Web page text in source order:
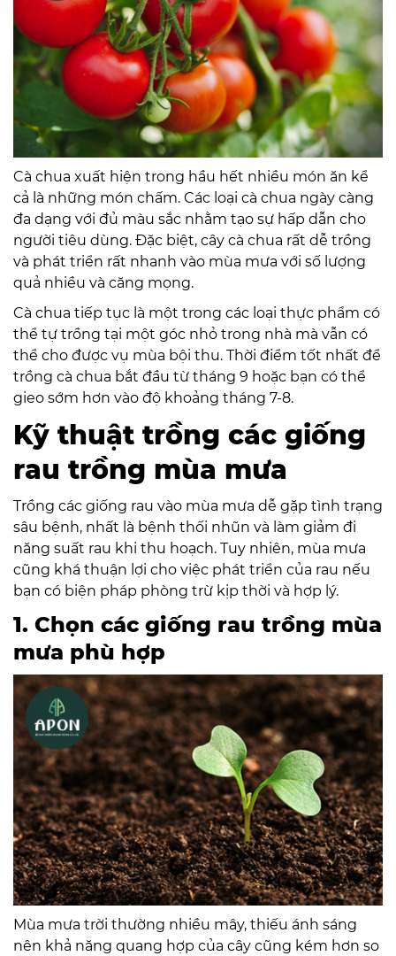
Cà chua xuất hiện trong hầu hết nhiều món ăn kể
cả là những món chấm. Các loại cà chua ngày càng
đa dạng với đủ màu sắc nhằm tạo sự hấp dẫn cho
người tiêu dùng. Đặc biệt, cây cà chua rất dễ trồng
và phát triển rất nhanh vào mùa mưa với số lượng
quả nhiều và căng mọng.
Cà chua tiếp tục là một trong các loại thực phẩm có
thể tự trồng tại một góc nhỏ trong nhà mà vẫn có
thể cho được vụ mùa bội thu. Thời điểm tốt nhất để
trồng cà chua bắt đầu từ tháng 9 hoặc bạn có thể
gieo sớm hơn vào độ khoảng tháng 7-8.
Kỹ thuật trồng các giống
rau trồng mùa mưa
Trồng các giống rau vào mùa mưa dễ gặp tình trạng
sâu bệnh, nhất là bệnh thối nhũn và làm giảm đi
năng suất rau khi thu hoạch. Tuy nhiên, mùa mưa
cũng khá thuận lợi cho việc phát triển của rau nếu
bạn có biện pháp phòng trừ kịp thời và hợp lý.
1. Chọn các giống rau trồng mùa
mưa phù hợp
Mùa mưa trời thường nhiều mây, thiếu ánh sáng
nên khả năng quang hợp của cây cũng kém hơn so